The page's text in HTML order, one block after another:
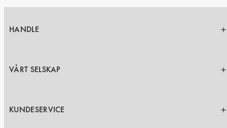
HANDLE
VÅRT SELSKAP
KUNDESERVICE